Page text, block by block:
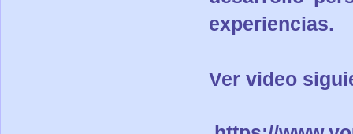
experiencias.
Ver video